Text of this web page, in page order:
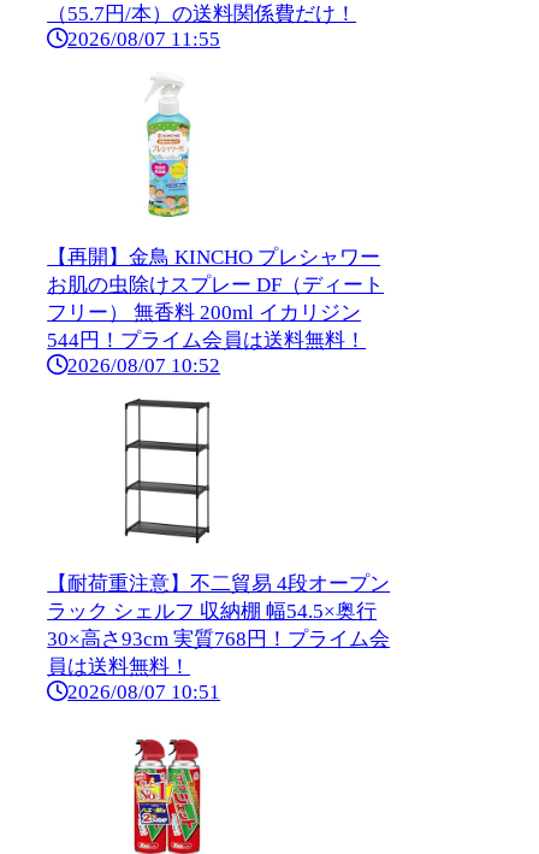
（55.7円/本）の送料関係費だけ！
2026/08/07 11:55
【再開】金鳥 KINCHO プレシャワー
お肌の虫除けスプレー DF（ディート
フリー） 無香料 200ml イカリジン
544円！プライム会員は送料無料！
2026/08/07 10:52
【耐荷重注意】不二貿易 4段オープン
ラック シェルフ 収納棚 幅54.5×奥行
30×高さ93cm 実質768円！プライム会
員は送料無料！
2026/08/07 10:51